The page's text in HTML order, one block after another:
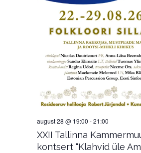
XXII Tallinna
kontsert “Klahvid üle
august 28 @ 19:00 -21:00